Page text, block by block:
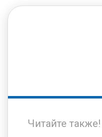
Читайте также!